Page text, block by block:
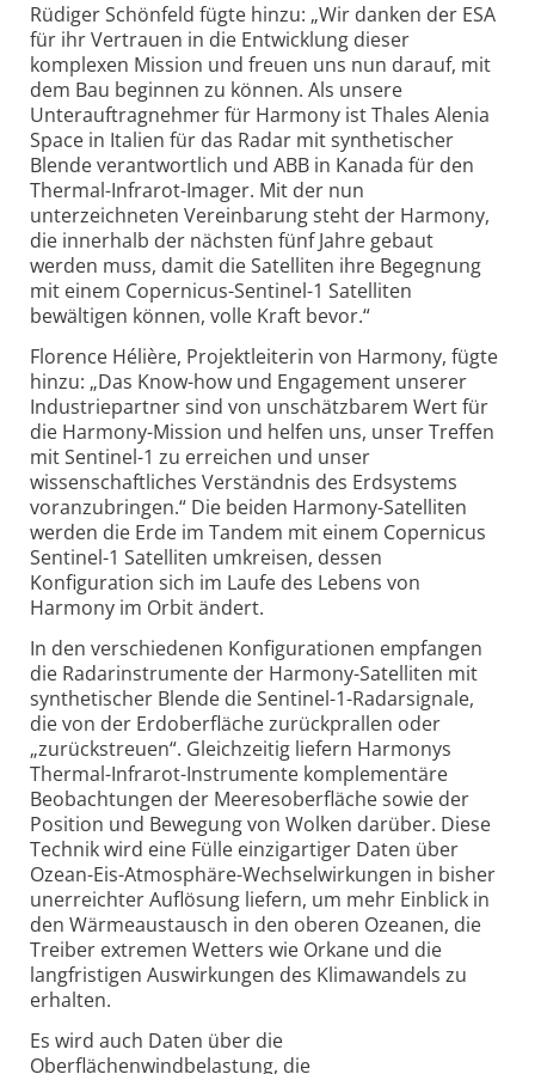
Rüdiger Schönfeld fügte hinzu: „Wir danken der ESA
für ihr Vertrauen in die Entwicklung dieser
komplexen Mission und freuen uns nun darauf, mit
dem Bau beginnen zu können. Als unsere
Unterauftragnehmer für Harmony ist Thales Alenia
Space in Italien für das Radar mit synthetischer
Blende verantwortlich und ABB in Kanada für den
Thermal-Infrarot-Imager. Mit der nun
unterzeichneten Vereinbarung steht der Harmony,
die innerhalb der nächsten fünf Jahre gebaut
werden muss, damit die Satelliten ihre Begegnung
mit einem Copernicus-Sentinel-1 Satelliten
bewältigen können, volle Kraft bevor.“
Florence Hélière, Projektleiterin von Harmony, fügte
hinzu: „Das Know-how und Engagement unserer
Industriepartner sind von unschätzbarem Wert für
die Harmony-Mission und helfen uns, unser Treffen
mit Sentinel-1 zu erreichen und unser
wissenschaftliches Verständnis des Erdsystems
voranzubringen.“ Die beiden Harmony-Satelliten
werden die Erde im Tandem mit einem Copernicus
Sentinel-1 Satelliten umkreisen, dessen
Konfiguration sich im Laufe des Lebens von
Harmony im Orbit ändert.
In den verschiedenen Konfigurationen empfangen
die Radarinstrumente der Harmony-Satelliten mit
synthetischer Blende die Sentinel-1-Radarsignale,
die von der Erdoberfläche zurückprallen oder
„zurückstreuen“. Gleichzeitig liefern Harmonys
Thermal-Infrarot-Instrumente komplementäre
Beobachtungen der Meeresoberfläche sowie der
Position und Bewegung von Wolken darüber. Diese
Technik wird eine Fülle einzigartiger Daten über
Ozean-Eis-Atmosphäre-Wechselwirkungen in bisher
unerreichter Auflösung liefern, um mehr Einblick in
den Wärmeaustausch in den oberen Ozeanen, die
Treiber extremen Wetters wie Orkane und die
langfristigen Auswirkungen des Klimawandels zu
erhalten.
Es wird auch Daten über die
Oberflächenwindbelastung, die